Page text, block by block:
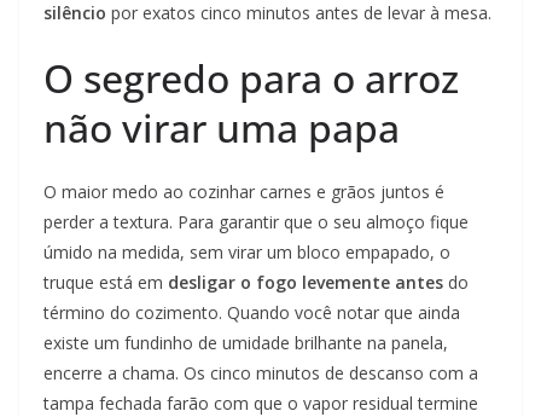
silêncio por exatos cinco minutos antes de levar à mesa.
O segredo para o arroz
não virar uma papa
O maior medo ao cozinhar carnes e grãos juntos é
perder a textura. Para garantir que o seu almoço fique
úmido na medida, sem virar um bloco empapado, o
truque está em desligar o fogo levemente antes do
término do cozimento. Quando você notar que ainda
existe um fundinho de umidade brilhante na panela,
encerre a chama. Os cinco minutos de descanso com a
tampa fechada farão com que o vapor residual termine